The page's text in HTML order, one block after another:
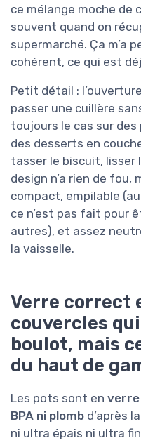
ce mélange moche de
souvent quand on
supermarché. Ça m’a
cohérent, ce qui est
Petit détail :
passer une cuillère
toujours le cas sur
des desserts en
tasser le biscuit, lisser
design n’a rien de fou,
compact, empilable
ce n’est pas fait pour
autres), et assez
la vaisselle.
Verre correct
couvercles
boulot, mais
du haut de
Les pots sont en verre
BPA ni plomb d’après
ni ultra épais ni ultra